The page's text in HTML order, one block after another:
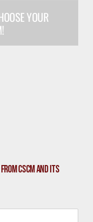
YOUR
CSCM and its